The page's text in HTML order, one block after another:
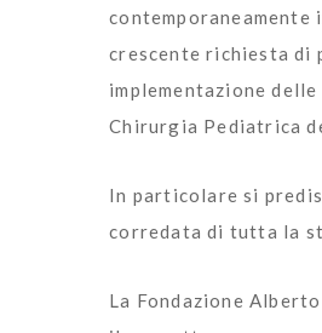
crescente richiesta di
implementazione
Chirurgia Pediatrica
In particolare si
corredata di tutta la
La Fondazione